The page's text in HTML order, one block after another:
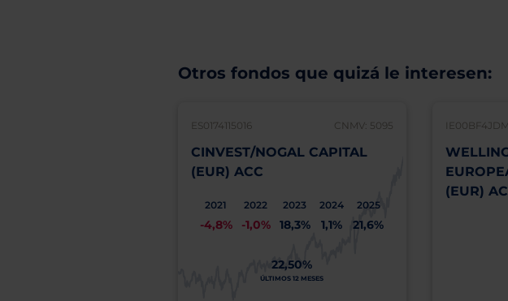
Otros fondos que quizá le interesen:
ES0174115016 CNMV: 5095
CINVEST/NOGAL CAPITAL
(EUR) ACC
2021
-4,8%
2022
-1,0%
2023
18,3%
2024
1,1%
2025
21,6%
22,50%
ÚLTIMOS 12 MESES
(EUR)